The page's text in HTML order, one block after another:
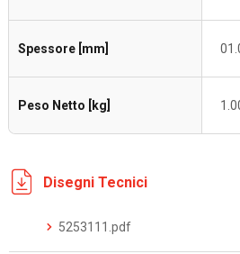
Spessore [mm]
Peso Netto [kg]
Disegni Tecnici
5253111.pdf